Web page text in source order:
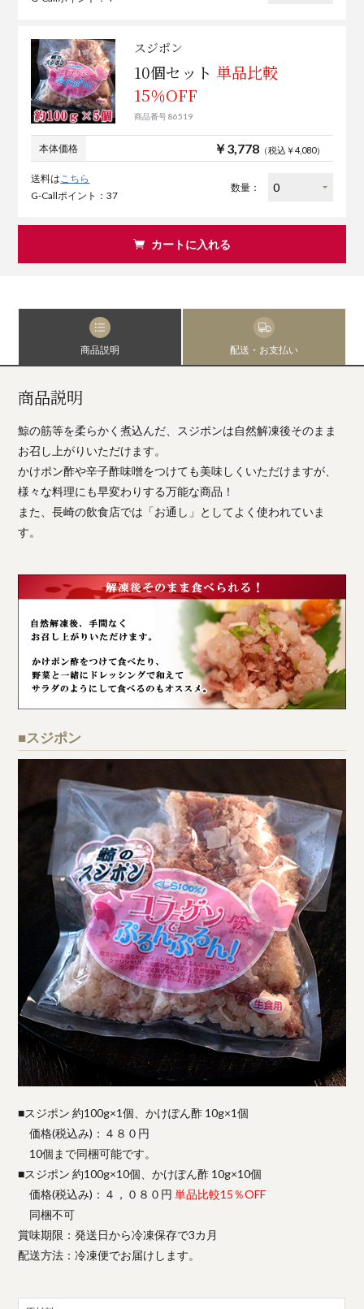
スジポン
10個セット 単品比較
15％OFF
商品番号 86519
本体価格 ￥3,778（税込￥4,080）
送料はこちら
G-Callポイント：37
数量：
カートに入れる
商品説明 配送・お支払い
商品説明
鯨の筋等を柔らかく煮込んだ、スジポンは自然解凍後そのまま
お召し上がりいただけます。
かけポン酢や辛子酢味噌をつけても美味しくいただけますが、
様々な料理にも早変わりする万能な商品！
また、長崎の飲食店では「お通し」としてよく使われていま
す。
■スジポン
■スジポン 約100g×1個、かけぽん酢 10g×1個
価格(税込み)：４８０円
10個まで同梱可能です。
■スジポン 約100g×10個、かけぽん酢 10g×10個
価格(税込み)：４，０８０円単品比較15％OFF
同梱不可
賞味期限：発送日から冷凍保存で3カ月
配送方法：冷凍便でお届けします。